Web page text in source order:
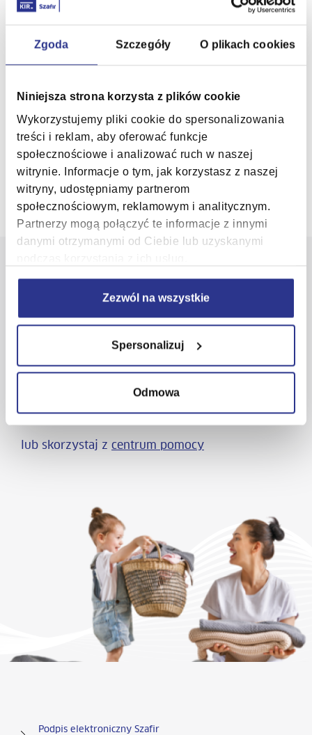
Zgoda Szczegóły O plikach cookies
Niniejsza strona korzysta z plików cookie
Wykorzystujemy pliki cookie do spersonalizowania
treści i reklam, aby oferować funkcje
społecznościowe i analizować ruch w naszej
witrynie. Informacje o tym, jak korzystasz z naszej
witryny, udostępniamy partnerom
społecznościowym, reklamowym i analitycznym.
Partnerzy mogą połączyć te informacje z innymi
danymi otrzymanymi od Ciebie lub uzyskanymi
Zezwól na wszystkie
Spersonalizuj
Odmowa
Zanim zaczniesz
Potrzebujesz pomocy?
lub skorzystaj z centrum pomocy
Podpis elektroniczny Szafir